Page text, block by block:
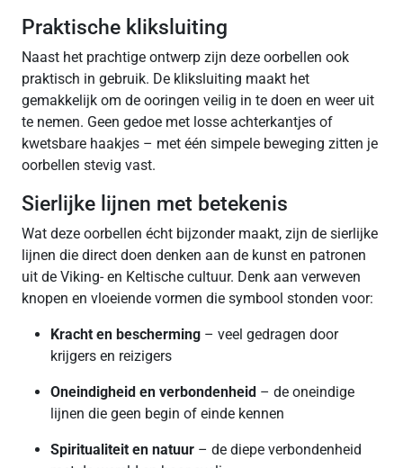
Praktische kliksluiting
Naast het prachtige ontwerp zijn deze oorbellen ook
praktisch in gebruik. De kliksluiting maakt het
gemakkelijk om de ooringen veilig in te doen en weer uit
te nemen. Geen gedoe met losse achterkantjes of
kwetsbare haakjes – met één simpele beweging zitten je
oorbellen stevig vast.
Sierlijke lijnen met betekenis
Wat deze oorbellen écht bijzonder maakt, zijn de sierlijke
lijnen die direct doen denken aan de kunst en patronen
uit de Viking- en Keltische cultuur. Denk aan verweven
knopen en vloeiende vormen die symbool stonden voor:
Kracht en bescherming – veel gedragen door
krijgers en reizigers
Oneindigheid en verbondenheid – de oneindige
lijnen die geen begin of einde kennen
Spiritualiteit en natuur – de diepe verbondenheid